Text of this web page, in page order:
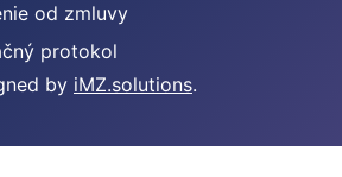
od zmluvy
protokol
by iMZ.solutions.